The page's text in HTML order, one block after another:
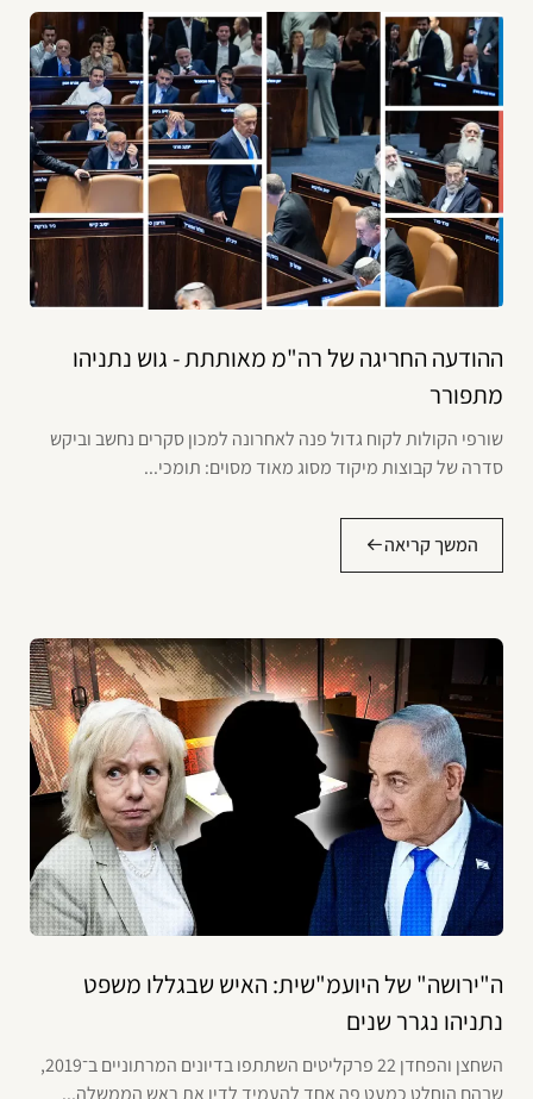
ההודעה החריגה של רה"מ מאותתת - גוש נתניהו
מתפורר
שורפי הקולות לקוח גדול פנה לאחרונה למכון סקרים נחשב וביקש
סדרה של קבוצות מיקוד מסוג מאוד מסוים: תומכי...
המשך קריאה
ה"ירושה" של היועמ"שית: האיש שבגללו משפט
נתניהו נגרר שנים
השחצן והפחדן 22 פרקליטים השתתפו בדיונים המרתוניים ב־2019,
שבהם הוחלט כמעט פה אחד להעמיד לדין את ראש הממשלה...